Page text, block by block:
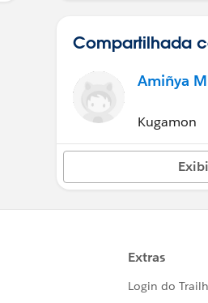
Compartilhada
Amiñya
Kugamon